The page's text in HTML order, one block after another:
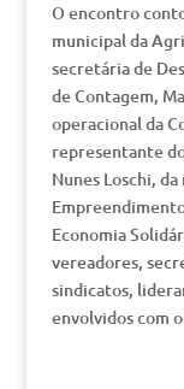
O encontro
municipal da
secretária de
de Contagem,
operacional da
representante
Nunes Loschi,
Economia
vereadores,
sindicatos,
envolvidos com